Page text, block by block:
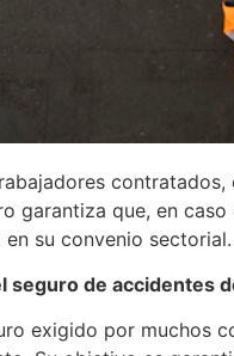
garantiza que, en
en su convenio
seguro de accidentes
exigido por muchos